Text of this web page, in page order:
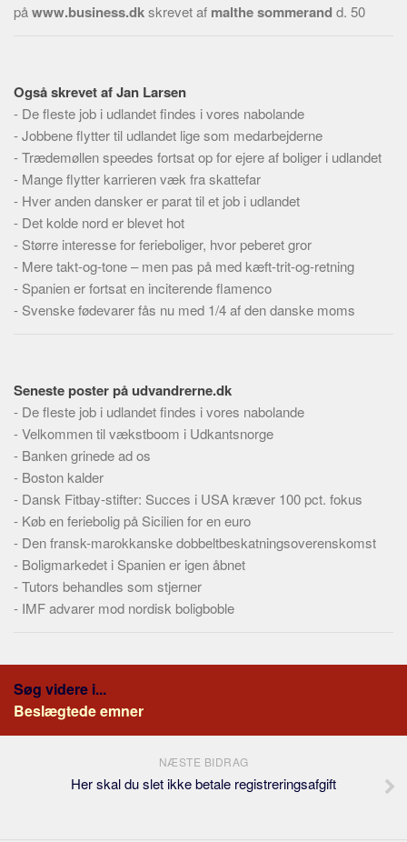
Forhistorien
Bannere
Hjælp
påwww.business.dkskrevet af malthe sommerand d. 50
Også skrevet af Jan Larsen
- De fleste job i udlandet findes i vores nabolande
-Jobbene flytter til udlandet lige som medarbejderne
-Trædemøllen speedes fortsat op for ejere af boliger i udlandet
- Mange flytter karrieren væk fra skattefar
- Hver anden dansker er parat til et job i udlandet
- Det kolde nord er blevet hot
- Større interesse for ferieboliger, hvor peberet gror
- Mere takt-og-tone – men pas på med kæft-trit-og-retning
- Spanien er fortsat en inciterende flamenco
- Svenske fødevarer fås nu med 1/4 af den danske moms
Seneste poster på udvandrerne.dk
- De fleste job i udlandet findes i vores nabolande
-Velkommen til vækstboom i Udkantsnorge
- Banken grinede ad os
- Boston kalder
- Dansk Fitbay-stifter: Succes i USA kræver 100 pct. fokus
- Køb en feriebolig på Sicilien for en euro
- Den fransk-marokkanske dobbeltbeskatningsoverenskomst
- Boligmarkedet i Spanien er igen åbnet
-Tutors behandles som stjerner
- IMF advarer mod nordisk boligboble
Søg videre i...
Beslægtede emner
NÆSTE BIDRAG
Her skal du slet ikke betale registreringsafgift